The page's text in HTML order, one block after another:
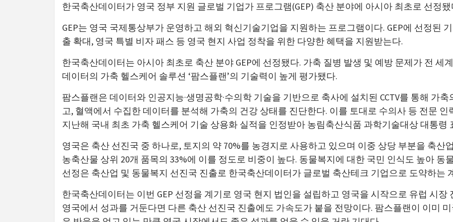
한국축산데이터가 영국 정부 지원 글로벌 기업가 프로그램(GEP) 축산 분야에 아시아 최초로 선정
GEP는 영국 국제통상부가 운영하고 해외 혁신기술기업을 지원하는 프로그램이다. GEP에 선정된
출 확대, 영국 특별 비자 패스 등 영국 현지 사업 정착을 위한 다양한 혜택을 지원받는다.
한국축산데이터는 아시아 최초로 축산 분야 GEP에 선정됐다. 가축 질병 발생 및 예방 문제가 전 세
데이터의 가축 헬스케어 솔루션 ‘팜스플랜’의 기술력이 높게 평가됐다.
팜스플랜은 데이터와 인공지능·생명공학·수의학 기술을 기반으로 축사에 설치된 CCTV를 통해 가
고, 혈액에서 수집한 데이터를 분석해 가축의 건강 상태를 진단한다. 이를 토대로 수의사 등 전문
지난해 국내 최초 가축 헬스케어 기술 상용화 실적을 인정받아 농림축산식품 과학기술대상 대통령
영국은 축산 선진국 중 하나로, 토지의 약 70%를 농경지로 사용하고 있으며 이중 상당 부분을 축산
농축산물 상위 20개 품목의 33%에 이를 정도로 비중이 높다. 동물복지에 대한 국민 인식도 높아 동
선정은 축산업 및 동물복지 선진국 진출로 한국축산데이터가 글로벌 축산테크 기업으로 도약하는
한국축산데이터는 이번 GEP 선정을 계기로 영국 현지 법인을 설립하고 영국을 시작으로 유럽 시
영국에서 성과를 거둔다면 다른 축산 선진국 진출에도 가속도가 붙을 전망이다. 팜스플랜이 이미